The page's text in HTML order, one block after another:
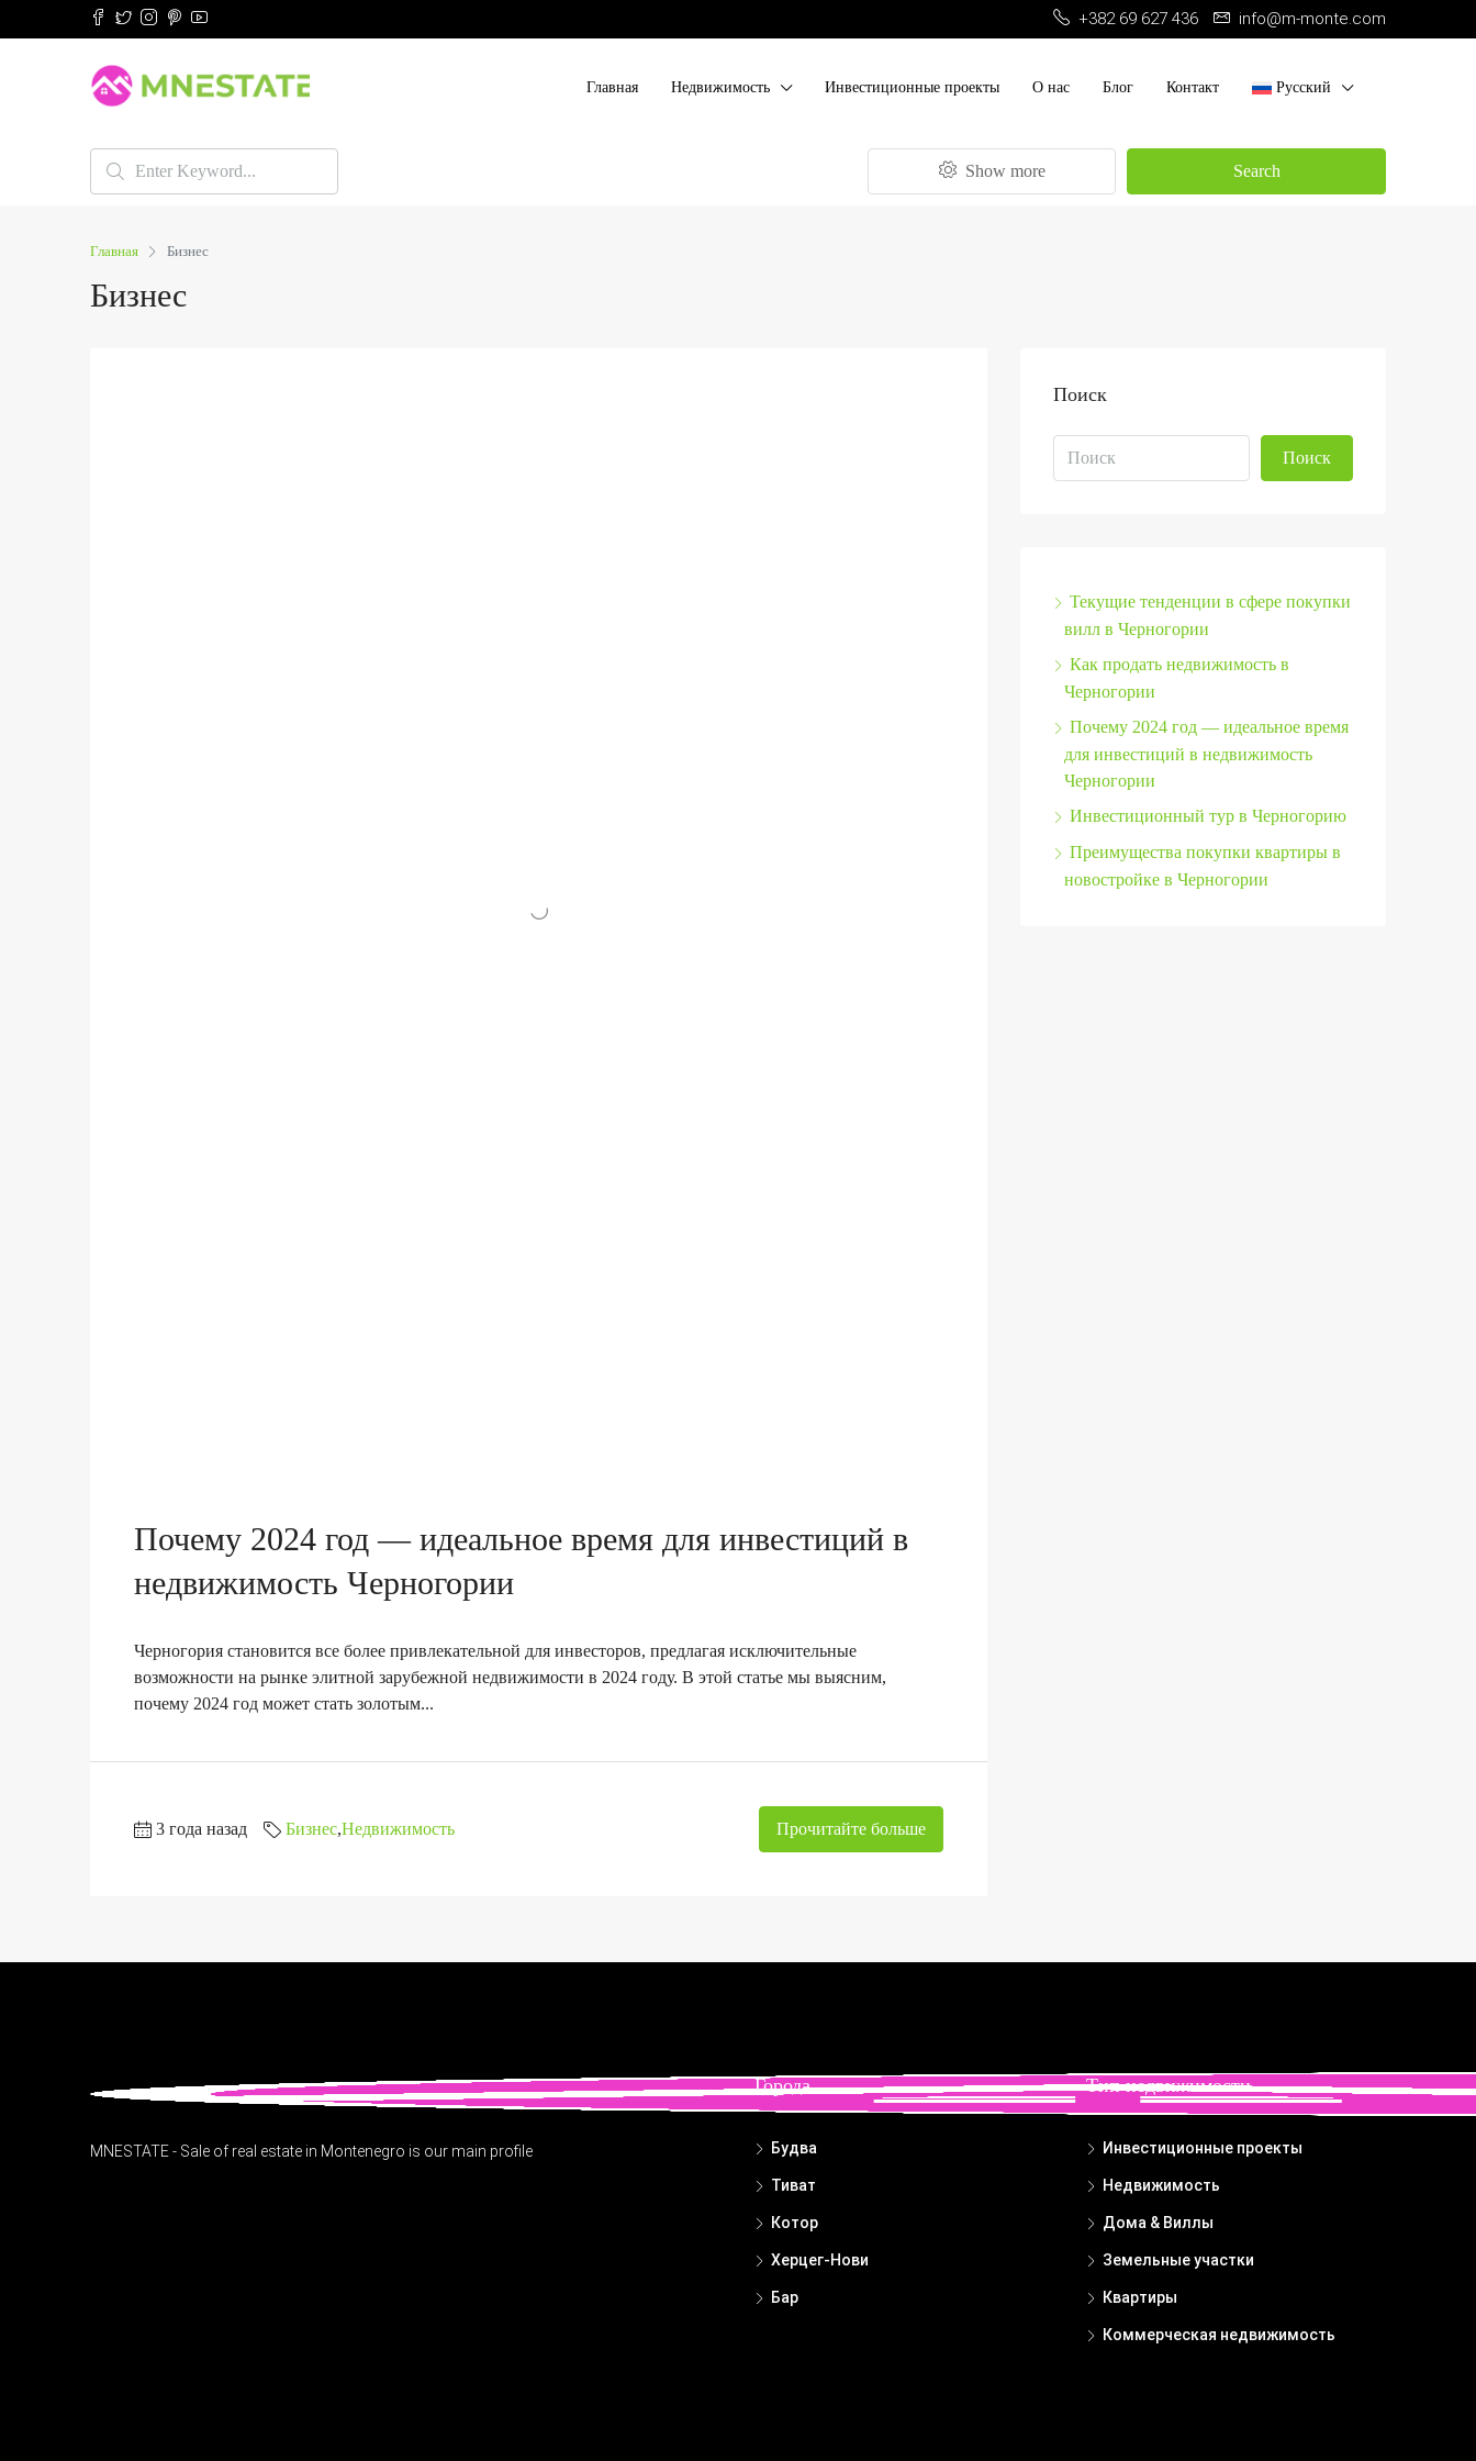
+382 69 627 436 info@m-monte.com
Главная Недвижимость Инвестиционные проекты О нас Блог Контакт Русский
Show more Search
Главная Бизнес
Бизнес
Почему 2024 год — идеальное время для инвестиций в
недвижимость Черногории
Черногория становится все более привлекательной для инвесторов, предлагая исключительные
возможности на рынке элитной зарубежной недвижимости в 2024 году. В этой статье мы выясним,
почему 2024 год может стать золотым...
3 года назад Бизнес,Недвижимость Прочитайте больше
Поиск
Поиск
Текущие тенденции в сфере покупки
вилл в Черногории
Как продать недвижимость в
Черногории
Почему 2024 год — идеальное время
для инвестиций в недвижимость
Черногории
Инвестиционный тур в Черногорию
Преимущества покупки квартиры в
новостройке в Черногории
MNESTATE - Sale of real estate in Montenegro is our main profile
Города
Будва
Тиват
Котор
Херцег-Нови
Бар
Тип недвижимости
Инвестиционные проекты
Недвижимость
Дома & Виллы
Земельные участки
Квартиры
Коммерческая недвижимость